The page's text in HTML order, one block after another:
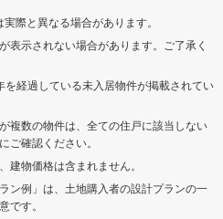
際と異なる場合があります。
表示されない場合があります。ご了承く
を経過している未入居物件が掲載されてい
複数の物件は、全ての住戸に該当しない
ご確認ください。
建物価格は含まれません。
ン例」は、土地購入者の設計プランの一
です。